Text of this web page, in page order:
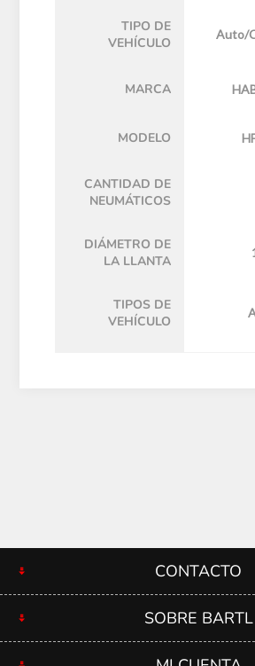
TIPO DE
VEHÍCULO
Auto/
MARCA
MODELO
CANTIDAD DE
NEUMÁTICOS
DIÁMETRO DE
LA LLANTA
TIPOS DE
VEHÍCULO
CONTACTO
SOBRE BARTL